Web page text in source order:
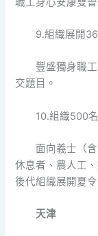
9.組織展開
豐盛獨身職
交題目。
10.組織500
面向義士（
休息者、農人工
後代組織展開夏
天津